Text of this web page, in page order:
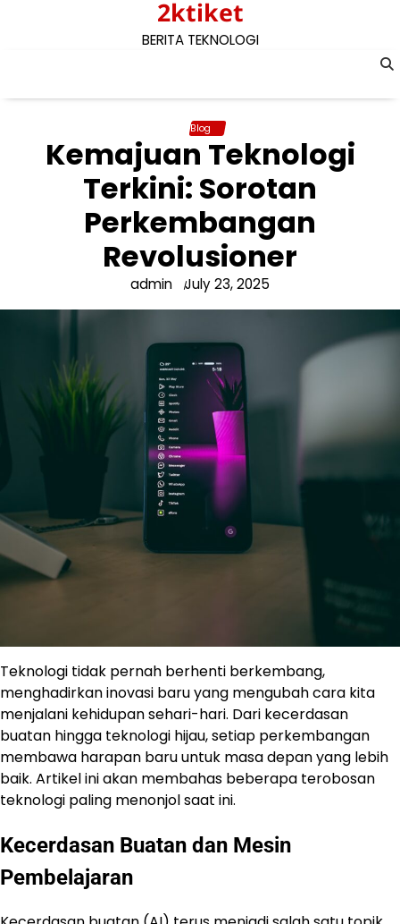
2ktiket
BERITA TEKNOLOGI
Blog
Kemajuan Teknologi
Terkini: Sorotan
Perkembangan
Revolusioner
admin July 23, 2025
Teknologi tidak pernah berhenti berkembang,
menghadirkan inovasi baru yang mengubah cara kita
menjalani kehidupan sehari-hari. Dari kecerdasan
buatan hingga teknologi hijau, setiap perkembangan
membawa harapan baru untuk masa depan yang lebih
baik. Artikel ini akan membahas beberapa terobosan
teknologi paling menonjol saat ini.
Kecerdasan Buatan dan Mesin
Pembelajaran